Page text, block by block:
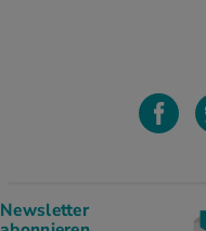
Newsletter